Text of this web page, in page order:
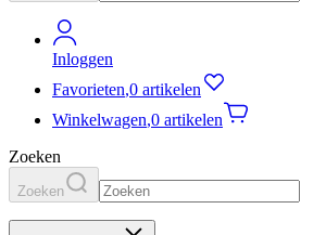
Inloggen
Favorieten,0 artikelen
Winkelwagen,0 artikelen
Zoeken
Zoeken